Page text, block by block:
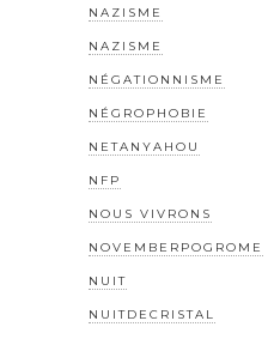
NAZISME
NAZISME
NÉGATIONNISME
NÉGROPHOBIE
NETANYAHOU
NFP
NOUS VIVRONS
NOVEMBERPOGROME
NUIT
NUITDECRISTAL